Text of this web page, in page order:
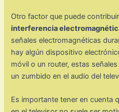
Otro factor que puede
interferencia
señales electromagnéticas
hay algún dispositivo
móvil o un router, estas
un zumbido en el audio del
Es importante tener en cuenta